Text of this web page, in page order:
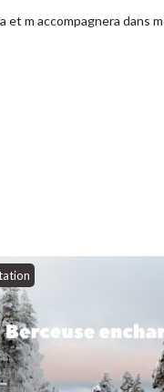
m accompagnera dans